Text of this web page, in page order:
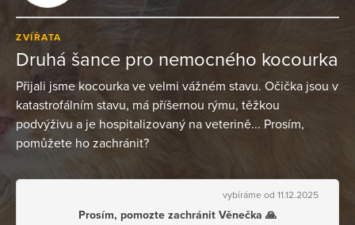
ZVÍŘATA
Druhá šance pro nemocného kocourka
Přijali jsme kocourka ve velmi vážném stavu. Očička jsou v
katastrofálním stavu, má příšernou rýmu, těžkou
podvýživu a je hospitalizovaný na veterině... Prosím,
pomůžete ho zachránit?
vybíráme od 11.12.2025
Prosím, pomozte zachránit Věnečka 🙏